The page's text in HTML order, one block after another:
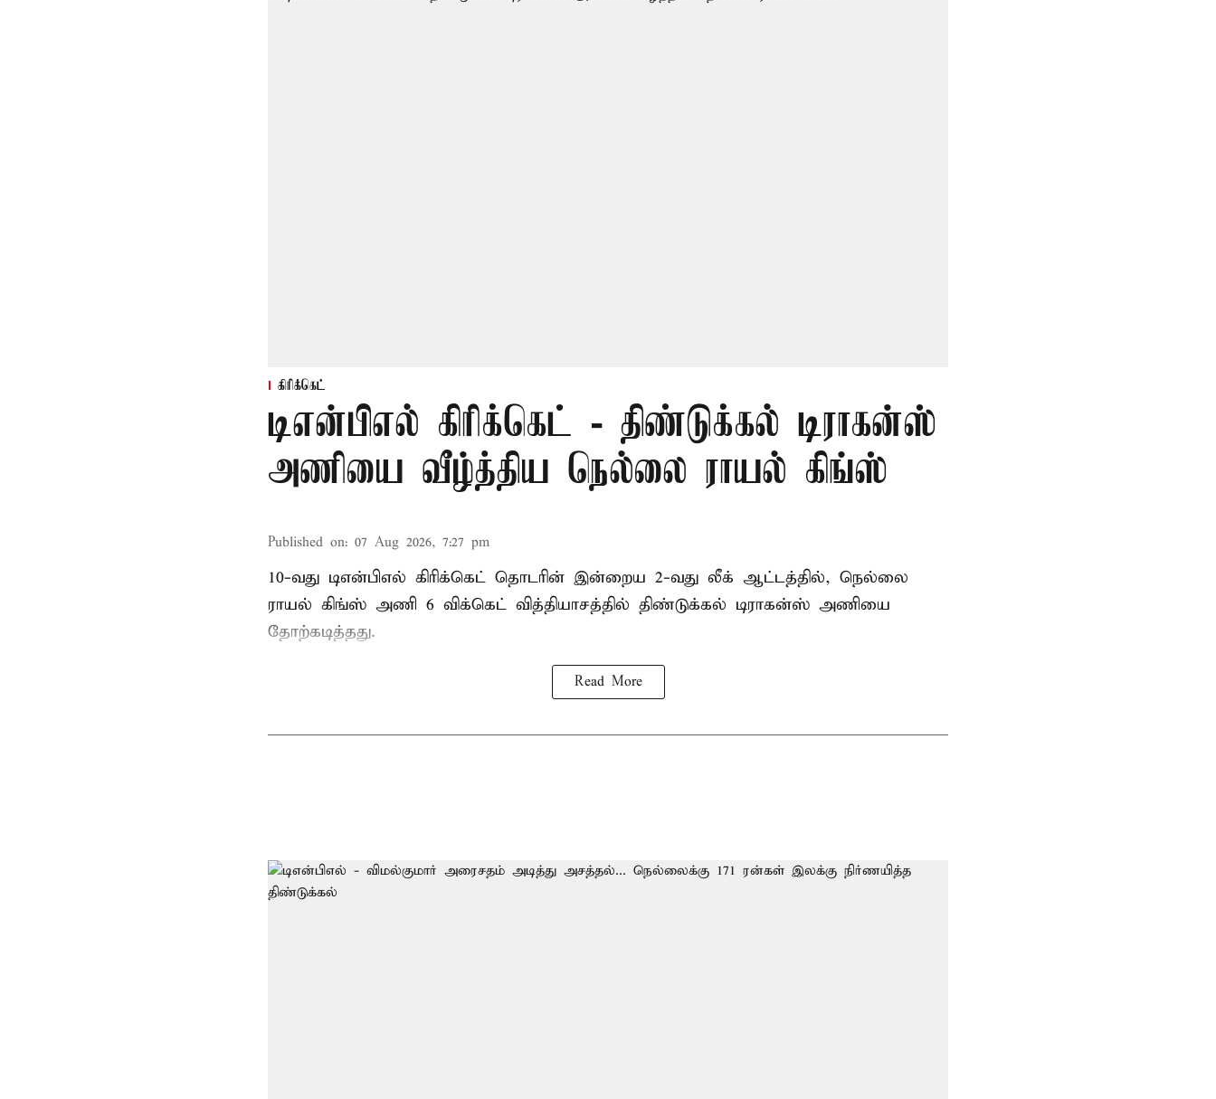
கிரிக்கெட்
டிஎன்பிஎல் கிரிக்கெட் - திண்டுக்கல் டிராகன்ஸ்
அணியை வீழ்த்திய நெல்லை ராயல் கிங்ஸ்
Published on: 07 Aug 2026, 7:27 pm
10-வது டிஎன்பிஎல் கிரிக்கெட் தொடரின் இன்றைய 2-வது லீக் ஆட்டத்தில், நெல்லை
ராயல் கிங்ஸ் அணி 6 விக்கெட் வித்தியாசத்தில் திண்டுக்கல் டிராகன்ஸ் அணியை
தோற்கடித்தது.
Read More